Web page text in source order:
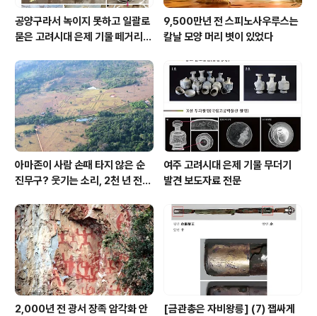
공양구라서 녹이지 못하고 일괄로
묻은 고려시대 은제 기물 떼거리로
9,500만년 전 스피노사우루스는
칼날 모양 머리 볏이 있었다
아마존이 사람 손때 타지 않은 순
진무구? 웃기는 소리, 2천 년 전에
여주 고려시대 은제 기물 무더기
발견 보도자료 전문
2,000년 전 광서 장족 암각화 안 [금관총은 자비왕릉] (7) 잽싸게